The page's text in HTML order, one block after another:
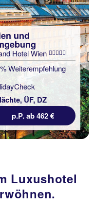
und
Hotel Wien
Weiterempfehlung
ÜF, DZ
p.P. ab 462 €
Luxushotel